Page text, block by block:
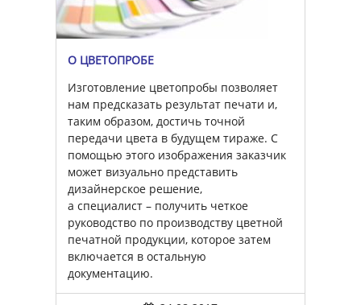
О ЦВЕТОПРОБЕ
Изготовление цветопробы позволяет
нам предсказать результат печати и,
таким образом, достичь точной
передачи цвета в будущем тираже. С
помощью этого изображения заказчик
может визуально представить
дизайнерское решение,
а специалист – получить четкое
руководство по производству цветной
печатной продукции, которое затем
включается в остальную
документацию.